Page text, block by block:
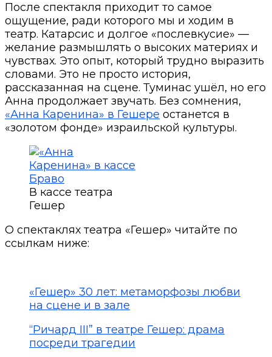
После спектакля приходит то самое
ощущение, ради которого мы и ходим в
театр. Катарсис и долгое «послевкусие» —
желание размышлять о высоких материях и
чувствах. Это опыт, который трудно выразить
словами. Это не просто история,
рассказанная на сцене. Туминас ушёл, но его
Анна продолжает звучать. Без сомнения,
«Анна Каренина» в Гешере останется в
«золотом фонде» израильской культуры.
В кассе театра
Гешер
О спектаклях театра «Гешер» читайте по
ссылкам ниже:
«Гешер» 30 лет: метаморфозы любви
на сцене и в зале
“Ричард III” в театре Гешер: драма
посреди трагедии